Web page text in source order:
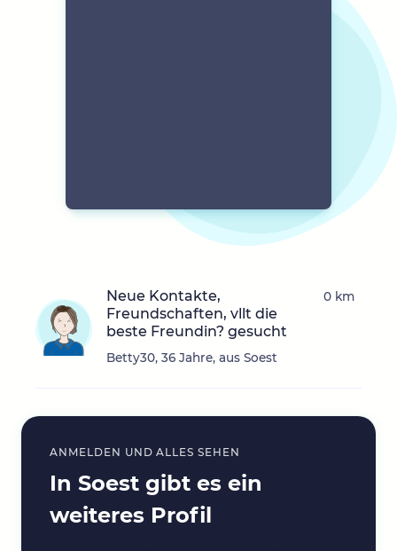
Neue Kontakte,
Freundschaften, vllt die
beste Freundin? gesucht
Betty30, 36 Jahre, aus Soest
0 km
ANMELDEN UND ALLES SEHEN
In Soest gibt es ein
weiteres Profil